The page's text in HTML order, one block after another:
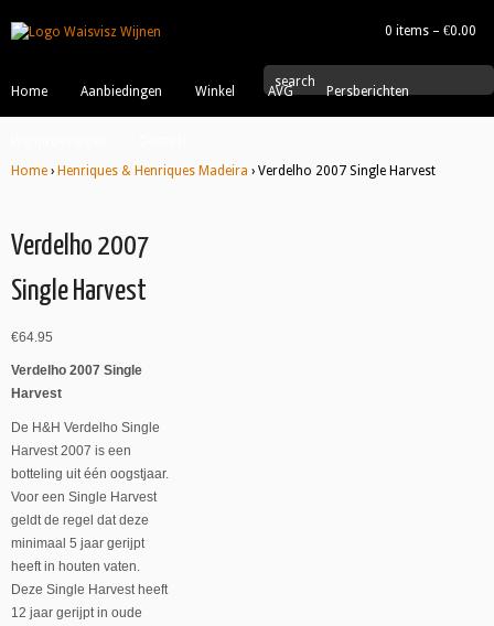
0 items – €0.00
Home Aanbiedingen Winkel AVG Persberichten
search
Home › Henriques & Henriques Madeira › Verdelho 2007 Single Harvest
Verdelho 2007
Single Harvest
€64.95
Verdelho 2007 Single
Harvest
De H&H Verdelho Single
Harvest 2007 is een
botteling uit één oogstjaar.
Voor een Single Harvest
geldt de regel dat deze
minimaal 5 jaar gerijpt
heeft in houten vaten.
Deze Single Harvest heeft
12 jaar gerijpt in oude